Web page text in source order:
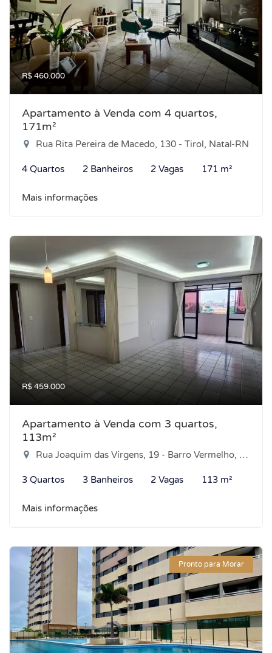
R$ 460.000
Apartamento à Venda com 4 quartos,
171m²
Rua Rita Pereira de Macedo, 130 - Tirol, Natal-RN
4 Quartos 2 Banheiros 2 Vagas 171 m²
Mais informações
R$ 459.000
Apartamento à Venda com 3 quartos,
113m²
Rua Joaquim das Vírgens, 19 - Barro Vermelho, Natal-RN
3 Quartos 3 Banheiros 2 Vagas 113 m²
Mais informações
Pronto para Morar